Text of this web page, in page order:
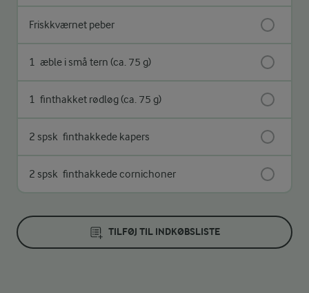
Friskkværnet peber
1 æble i små tern (ca. 75 g)
1 finthakket rødløg (ca. 75 g)
2 spsk finthakkede kapers
2 spsk finthakkede cornichoner
TILFØJ TIL INDKØBSLISTE